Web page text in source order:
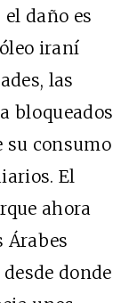
daño es
iraní
las
bloqueados
su consumo
El
ahora
Árabes
donde